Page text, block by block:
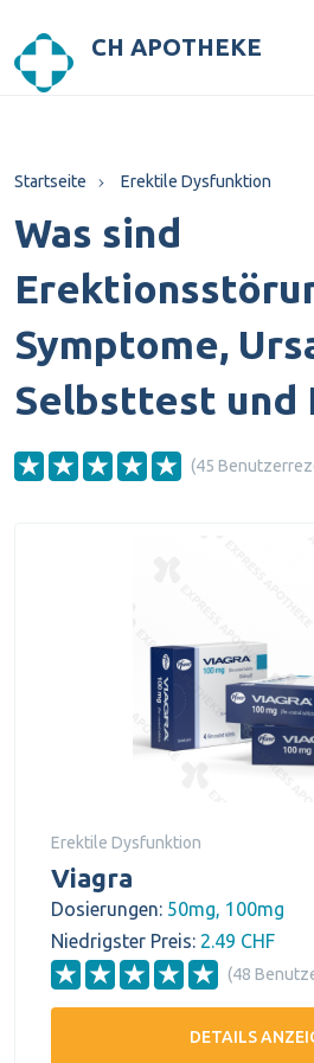
CH APOTHEKE
Startseite Erektile Dysfunktion
Was sind
Symptome,
Selbsttest
(45
Erektile Dysfunktion
Viagra
Dosierungen: 50mg, 100mg
Niedrigster Preis: 2.49 CHF
(48
DETAILS